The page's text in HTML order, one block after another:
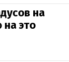
на
это